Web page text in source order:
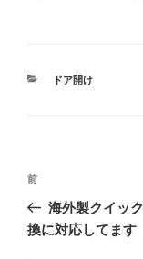
カ
ドア開け
投
ナ
前
の
投
前
海外製クイッ
換に対応してます